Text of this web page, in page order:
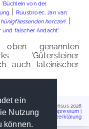
ein
Nutzung
können.
'Büchlein von der
| Ruusbroec, Jan van:
herczen' |
und falscher Andacht'
genannten
'Gütersteiner
auch lateinischer
Handschriftencensus 2026
Impressum
Datenschutzerklärung